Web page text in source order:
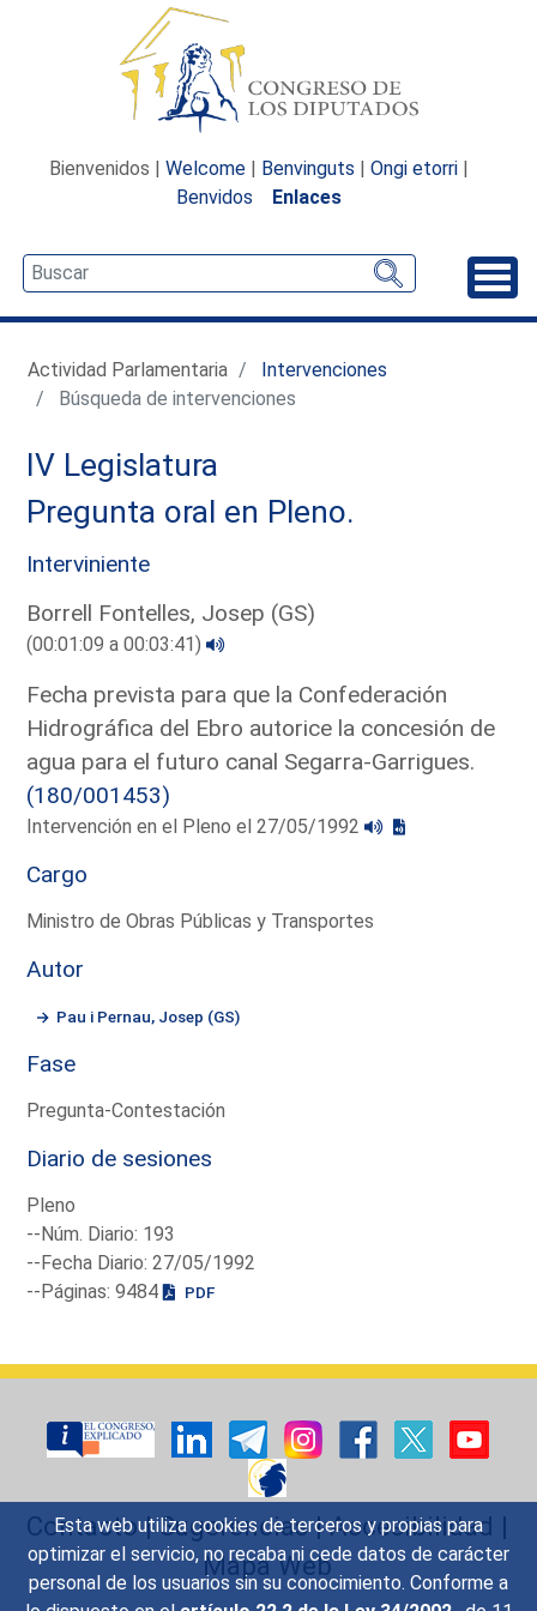
Esta web utiliza cookies de terceros y propias para
optimizar el servicio, no recaba ni cede datos de carácter
personal de los usuarios sin su conocimiento. Conforme a
Bienvenidos | Welcome | Benvinguts | Ongi etorri |
Benvidos
Enlaces
Actividad Parlamentaria
Intervenciones
Búsqueda de intervenciones
IV Legislatura
Pregunta oral en Pleno.
Interviniente
Borrell Fontelles, Josep (GS)
(00:01:09 a 00:03:41)
Fecha prevista para que la Confederación
Hidrográfica del Ebro autorice la concesión de
agua para el futuro canal Segarra-Garrigues.
(180/001453)
Intervención en el Pleno el 27/05/1992
Cargo
Ministro de Obras Públicas y Transportes
Autor
Pau i Pernau, Josep (GS)
Fase
Pregunta-Contestación
Diario de sesiones
Pleno
--Núm. Diario: 193
--Fecha Diario: 27/05/1992
--Páginas: 9484
PDF
Contacto|Sugerencias|Accesibilidad |
Mapa Web